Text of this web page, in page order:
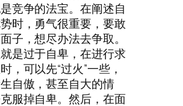
竞争的法宝。在阐述自
时，勇气很重要，要敢
子，想尽办法去争取。
是过于自卑，在进行求
，可以先“过火”一些，
自傲，甚至自大的情
服掉自卑。然后，在面